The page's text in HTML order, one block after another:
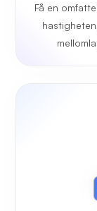
Få en